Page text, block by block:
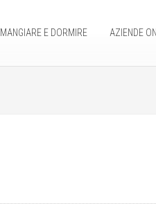
MANGIARE E DORMIRE AZIENDE